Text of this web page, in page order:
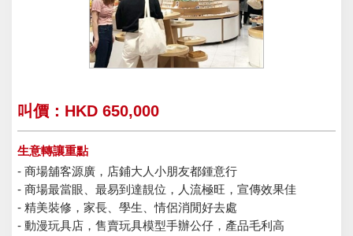
叫價：HKD 650,000
生意轉讓重點
- 商場舖客源廣，店鋪大人小朋友都鍾意行
- 商場最當眼、最易到達靚位，人流極旺，宣傳效果佳
- 精美裝修，家長、學生、情侶消閒好去處
- 動漫玩具店，售賣玩具模型手辦公仔，產品毛利高